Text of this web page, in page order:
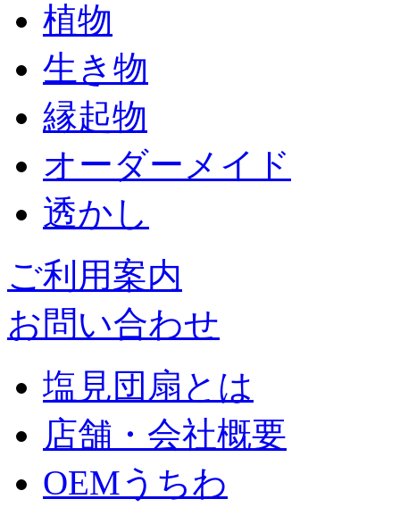
植物
生き物
縁起物
オーダーメイド
透かし
ご利用案内
お問い合わせ
塩見団扇とは
店舗・会社概要
OEMうちわ